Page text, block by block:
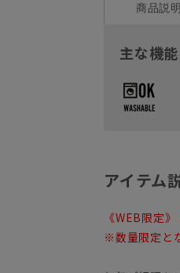
商品説
主な機能
アイテム
《WEB限定
※数量限定と